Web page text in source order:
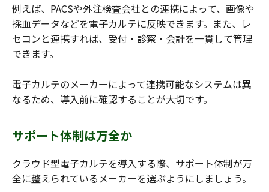
例えば、PACSや外注検査会社との連携によって、画像や
採血データなどを電子カルテに反映できます。また、レ
セコンと連携すれば、受付・診察・会計を一貫して管理
できます。
電子カルテのメーカーによって連携可能なシステムは異
なるため、導入前に確認することが大切です。
サポート体制は万全か
クラウド型電子カルテを導入する際、サポート体制が万
全に整えられているメーカーを選ぶようにしましょう。